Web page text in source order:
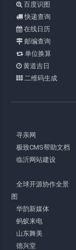
百度识图
快递查询
在线日历
邮编查询
单位换算
黄道吉日
二维码生成
寻亲网
极致CMS帮助文档
临沂网站建设
全球开源协作全景
图
华韵新媒体
蚂蚁来电
山东舞美
德兴堂